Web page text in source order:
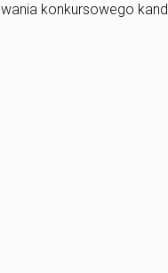
konkursowego